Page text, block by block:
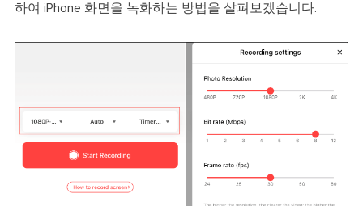
하여 iPhone 화면을 녹화하는 방법을 살펴보겠습니다.